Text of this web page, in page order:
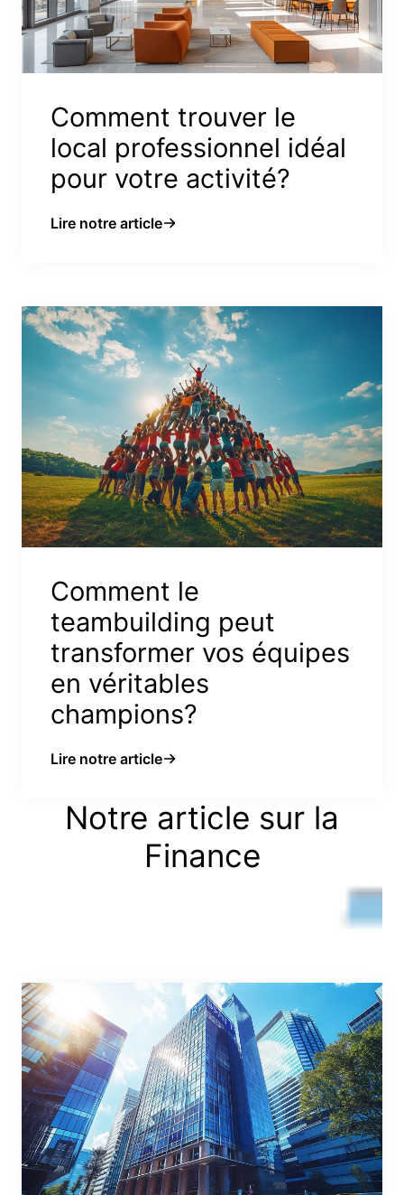
Comment trouver le
local professionnel idéal
pour votre activité?
Lire notre article
Comment le
teambuilding peut
transformer vos équipes
en véritables
champions?
Lire notre article
Notre article sur la
Finance